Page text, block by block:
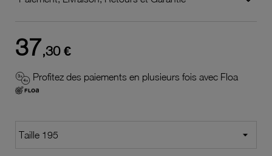
37,30 €
Profitez des paiements en plusieurs fois avec Floa